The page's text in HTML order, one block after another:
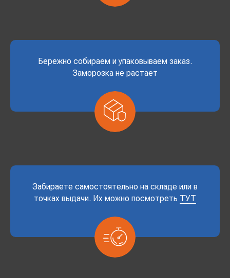
Бережно собираем и упаковываем заказ.
Заморозка не растает
Забираете самостоятельно на складе или в
точках выдачи. Их можно посмотреть ТУТ